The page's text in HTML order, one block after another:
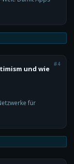
#4
und wie
für